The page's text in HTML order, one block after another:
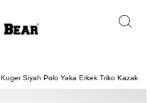
Kuger Siyah Polo Yaka Erkek Triko Kazak